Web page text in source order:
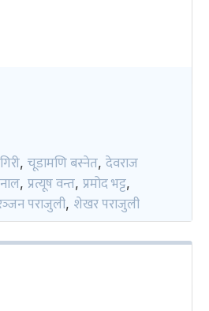
, चूडामणि बस्नेत, देवराज
, प्रत्यूष वन्त, प्रमोद भट्ट,
पराजुली, शेखर पराजुली